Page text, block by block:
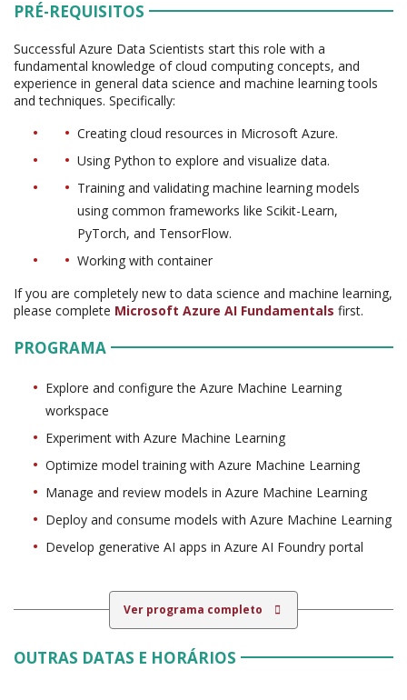
PRÉ-REQUISITOS
Successful Azure Data Scientists start this role with a
fundamental knowledge of cloud computing concepts, and
experience in general data science and machine learning tools
and techniques. Specifically:
Creating cloud resources in Microsoft Azure.
Using Python to explore and visualize data.
Training and validating machine learning models
using common frameworks like Scikit-Learn,
PyTorch, and TensorFlow.
Working with container
If you are completely new to data science and machine learning,
please complete Microsoft Azure AI Fundamentals first.
PROGRAMA
Explore and configure the Azure Machine Learning
workspace
Experiment with Azure Machine Learning
Optimize model training with Azure Machine Learning
Manage and review models in Azure Machine Learning
Deploy and consume models with Azure Machine Learning
Develop generative AI apps in Azure AI Foundry portal
Ver programa completo
OUTRAS DATAS E HORÁRIOS